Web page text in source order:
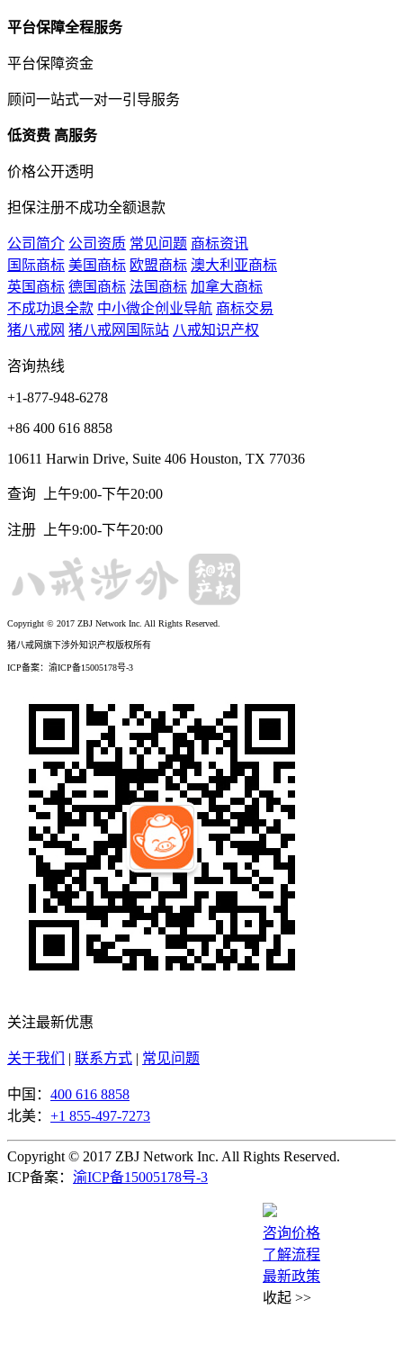
平台保障全程服务
平台保障资金
顾问一站式一对一引导服务
低资费 高服务
价格公开透明
担保注册不成功全额退款
公司简介 公司资质 常见问题 商标资讯
国际商标 美国商标 欧盟商标 澳大利亚商标
英国商标 德国商标 法国商标 加拿大商标
不成功退全款 中小微企创业导航 商标交易
猪八戒网 猪八戒网国际站 八戒知识产权
咨询热线
+1-877-948-6278
+86 400 616 8858
10611 Harwin Drive, Suite 406 Houston, TX 77036
查询 上午9:00-下午20:00
注册 上午9:00-下午20:00
Copyright © 2017 ZBJ Network Inc. All Rights Reserved.
猪八戒网旗下涉外知识产权版权所有
ICP备案：渝ICP备15005178号-3
关注最新优惠
关于我们 | 联系方式 | 常见问题
中国： 400 616 8858
北美： +1 855-497-7273
Copyright © 2017 ZBJ Network Inc. All Rights Reserved.
ICP备案： 渝ICP备15005178号-3
咨询价格
了解流程
最新政策
收起 >>